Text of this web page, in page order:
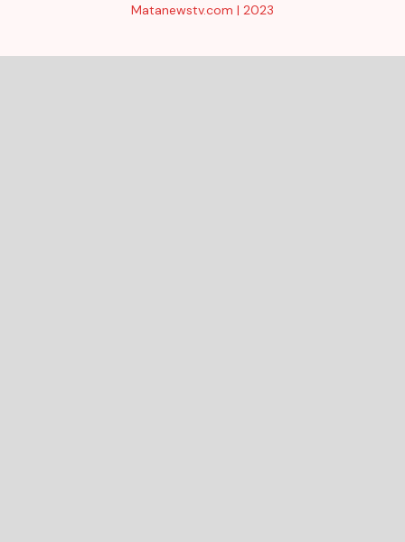
Matanewstv.com | 2023